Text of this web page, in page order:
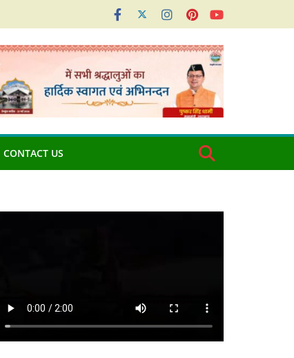
CONTACT US